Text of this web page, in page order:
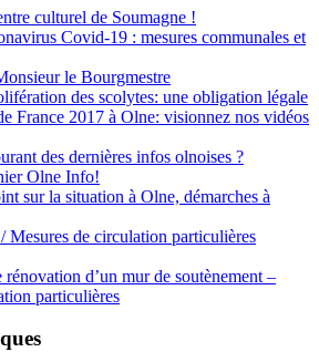
culturel de Soumagne !
Covid-19 : mesures communales et
le Bourgmestre
des scolytes: une obligation légale
France 2017 à Olne: visionnez nos vidéos
des dernières infos olnoises ?
Olne Info!
sur la situation à Olne, démarches à
Mesures de circulation particulières
d’un mur de soutènement –
particulières